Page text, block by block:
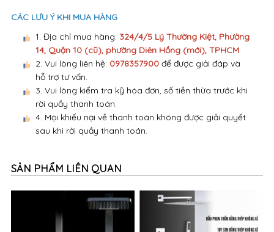
CÁC LƯU Ý KHI MUA HÀNG
1. Địa chỉ mua hàng: 324/4/5 Lý Thường Kiệt, Phường
14, Quận 10 (cũ), phường Diên Hồng (mới), TPHCM
2. Vui lòng liên hệ: 0978357900để được giải đáp và
hỗ trợ tư vấn.
3. Vui lòng kiểm tra kỹ hóa đơn, số tiền thừa trước khi
rời quầy thanh toán.
4. Mọi khiếu nại về thanh toán không được giải quyết
sau khi rời quầy thanh toán.
SẢN PHẨM LIÊN QUAN